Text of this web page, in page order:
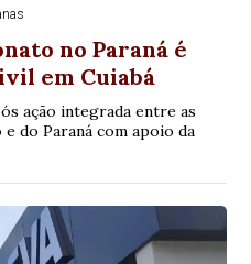
no Paraná é
em Cuiabá
ação integrada entre as
do Paraná com apoio da